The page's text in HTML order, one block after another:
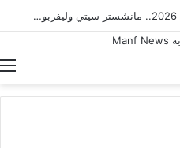
مباراة مصر والدنمارك.. ناشئات الفراعنة يطاردن برونزية كأس العالم لكرة اليد